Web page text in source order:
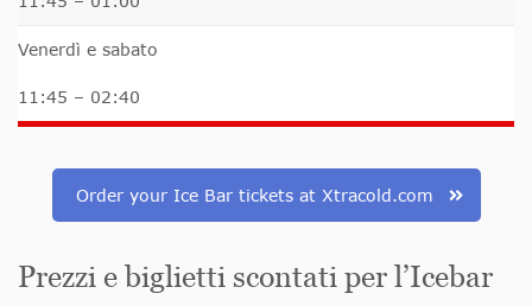
Venerdì e sabato
11:45 – 02:40
Order your Ice Bar tickets at Xtracold.com
Prezzi e biglietti scontati per l’Icebar